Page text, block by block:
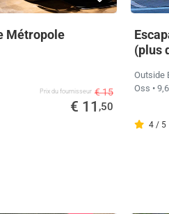
Métropole
Prix ​​du fournisseur € 15
€ 11 ,50
(plus
Outside
Oss •
4 / 5